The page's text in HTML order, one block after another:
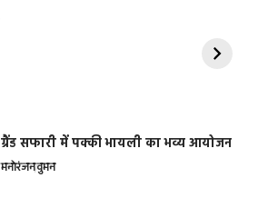
ग्रैंड सफारी में पक्की भायली का भव्य आयोजन
मनोरंजनवुमन